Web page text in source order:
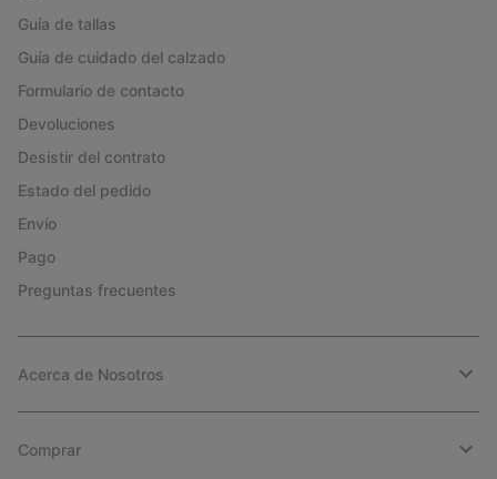
Guía de tallas
Guía de cuidado del calzado
Formulario de contacto
Devoluciones
Desistir del contrato
Estado del pedido
Envío
Pago
Preguntas frecuentes
Acerca de Nosotros
Comprar